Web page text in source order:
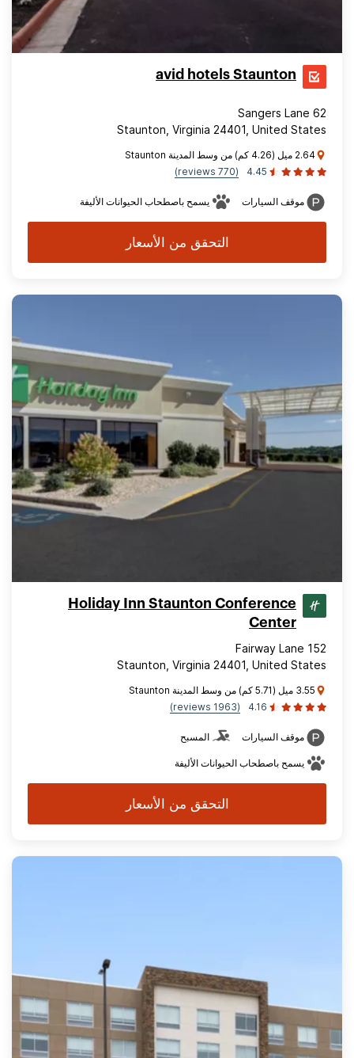
avid hotels Staunton
62 Sangers Lane
Staunton, Virginia 24401, United States
2.64 ميل (4.26 كم) من وسط المدينة Staunton
4.45
(770 reviews)
موقف السيارات يسمح باصطحاب الحيوانات الأليفة
التحقق من الأسعار
Holiday Inn Staunton Conference
Center
152 Fairway Lane
Staunton, Virginia 24401, United States
3.55 ميل (5.71 كم) من وسط المدينة Staunton
4.16
(1963 reviews)
موقف السيارات المسبح
يسمح باصطحاب الحيوانات الأليفة
التحقق من الأسعار